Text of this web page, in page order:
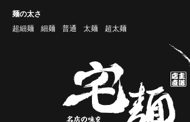
麺の太さ
超細麺
細麺 普通 太麺 超太麺